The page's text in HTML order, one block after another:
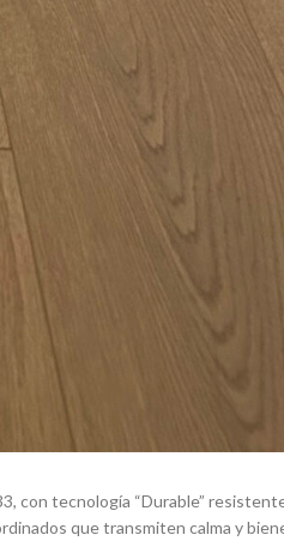
con tecnología “Durable”
que transmiten calma y